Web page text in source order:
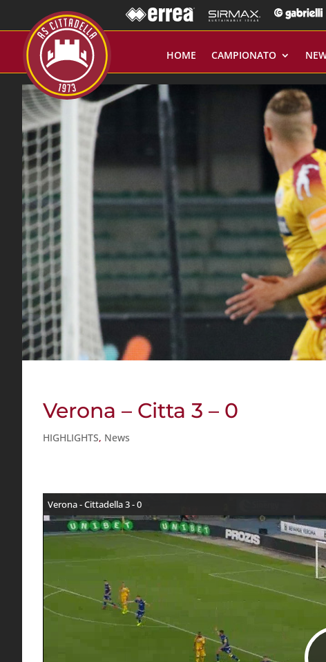
HOME CAMPIONATO
Verona – Citta 3 – 0
HIGHLIGHTS, News
Verona - Cittadella 3 - 0